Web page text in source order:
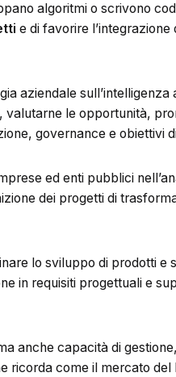
algoritmi o scrivono
e di favorire l’integrazione
aziendale sull’intelligenza
valutarne le opportunità,
governance e obiettivi
ed enti pubblici
dei progetti di
lo sviluppo di prodotti e
in requisiti progettuali e
anche capacità di gestione,
ricorda come il mercato del